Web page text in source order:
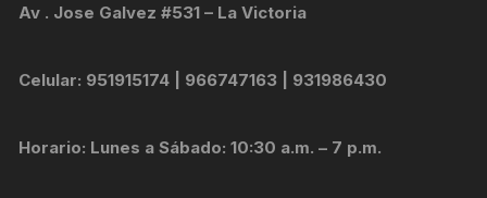
Av . Jose Galvez #531 – La Victoria
Celular: 951915174 | 966747163 | 931986430
Horario: Lunes a Sábado: 10:30 a.m. – 7 p.m.